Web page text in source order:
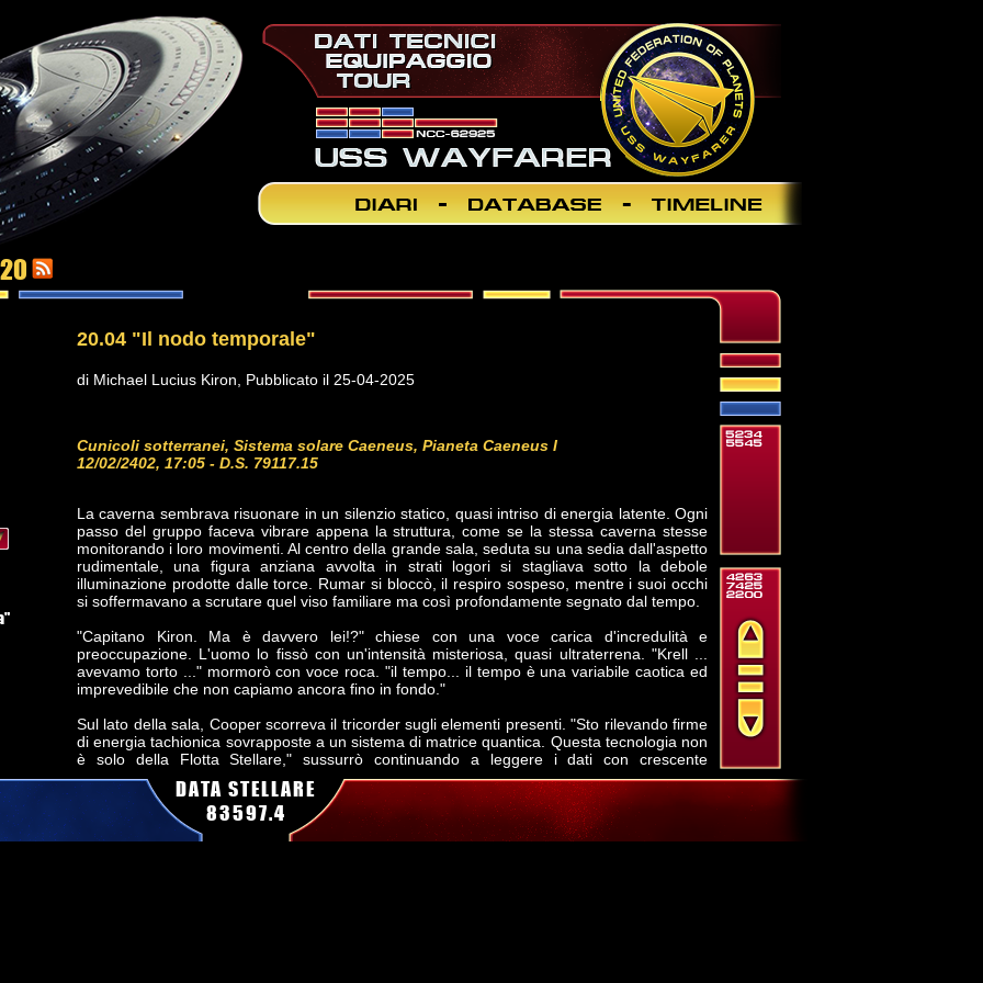
20.04 "Il nodo temporale"
di Michael Lucius Kiron, Pubblicato il 25-04-2025
Cunicoli sotterranei, Sistema solare Caeneus, Pianeta Caeneus I
12/02/2402, 17:05 - D.S. 79117.15
La caverna sembrava risuonare in un silenzio statico, quasi intriso di energia latente. Ogni
passo del gruppo faceva vibrare appena la struttura, come se la stessa caverna stesse
monitorando i loro movimenti. Al centro della grande sala, seduta su una sedia dall'aspetto
rudimentale, una figura anziana avvolta in strati logori si stagliava sotto la debole
illuminazione prodotte dalle torce. Rumar si bloccò, il respiro sospeso, mentre i suoi occhi
si soffermavano a scrutare quel viso familiare ma così profondamente segnato dal tempo.
"Capitano Kiron. Ma è davvero lei!?" chiese con una voce carica d'incredulità e
preoccupazione. L'uomo lo fissò con un'intensità misteriosa, quasi ultraterrena. "Krell ...
avevamo torto ..." mormorò con voce roca. "il tempo... il tempo è una variabile caotica ed
imprevedibile che non capiamo ancora fino in fondo."
Sul lato della sala, Cooper scorreva il tricorder sugli elementi presenti. "Sto rilevando firme
di energia tachionica sovrapposte a un sistema di matrice quantica. Questa tecnologia non
è solo della Flotta Stellare," sussurrò continuando a leggere i dati con crescente
preoccupazione. "Evidentemente è stata integrata da tecnica aliena, probabilmente basata
su un'algebra temporale non lineare."
Intanto Wu, con il phaser impostato su modalità stordimento, scansionava ogni angolo con
precisione metodica. "Qualsiasi cosa si nasconda qui, non ci coglierà impreparati," disse a
DATA STELLARE
83597.4